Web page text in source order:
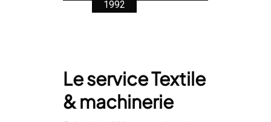
1992
Le service Textile
& machinerie